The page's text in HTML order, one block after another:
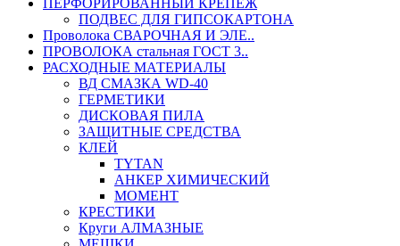
ПЕРФОРИРОВАННЫЙ КРЕПЕЖ
ПОДВЕС ДЛЯ ГИПСОКАРТОНА
Проволока СВАРОЧНАЯ И ЭЛЕ..
ПРОВОЛОКА стальная ГОСТ 3..
РАСХОДНЫЕ МАТЕРИАЛЫ
ВД СМАЗКА WD-40
ГЕРМЕТИКИ
ДИСКОВАЯ ПИЛА
ЗАЩИТНЫЕ СРЕДСТВА
КЛЕЙ
TYTAN
АНКЕР ХИМИЧЕСКИЙ
МОМЕНТ
КРЕСТИКИ
Круги АЛМАЗНЫЕ